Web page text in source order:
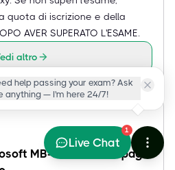
quota di iscrizione e della
AVER SUPERATO L'ESAME.
altro
MB-310 online e paga
help passing your exam? Ask
anything — I'm here 24/7!
1
Live Chat